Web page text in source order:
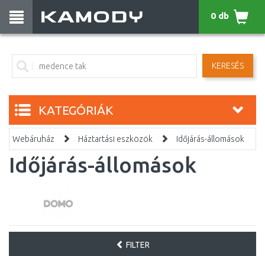
KERESÉS
0 db
KATEGÓRIÁK
Webáruház Háztartási eszközök Időjárás-állomások
Időjárás-állomások
FILTER